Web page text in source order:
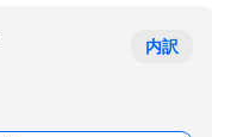
内訳